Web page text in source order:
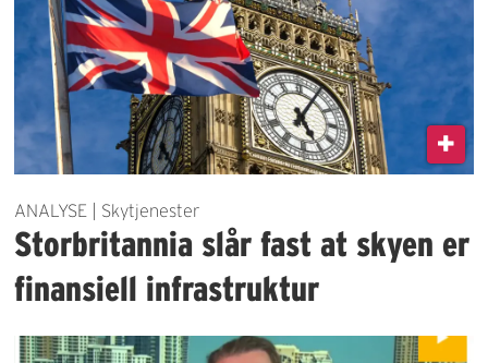
ANALYSE | Skytjenester
Storbritannia slår fast at skyen er
finansiell infrastruktur